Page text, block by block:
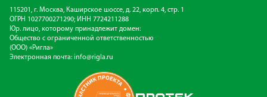
115201, г. Москва, Каширское шоссе, д. 22, корп. 4, стр. 1
ОГРН 1027700271290; ИНН 7724211288
Юр. лицо, которому принадлежит домен:
Общество с ограниченной ответственностью
(ООО) «Ригла»
Электронная почта: info@rigla.ru